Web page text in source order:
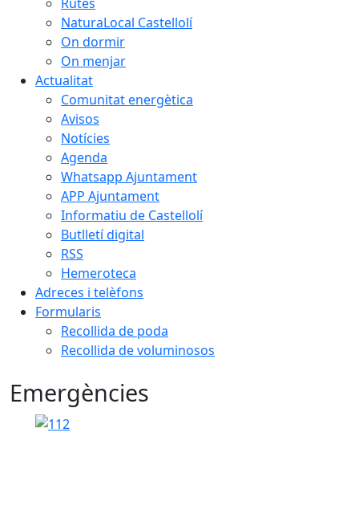
NaturaLocal Castellolí
On dormir
On menjar
Actualitat
Comunitat energètica
Avisos
Notícies
Agenda
Whatsapp Ajuntament
APP Ajuntament
Informatiu de Castellolí
Butlletí digital
RSS
Hemeroteca
Adreces i telèfons
Formularis
Recollida de poda
Recollida de voluminosos
Emergències